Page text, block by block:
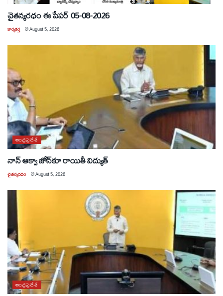
చైతన్యరధం ఈ పేపర్ 05-08-2026
కార్యకర్త @August 5, 2026
ఆంధ్రప్రదేశ్
నాన్ ఆక్వా జోన్‌కూ రాయితీ విద్యుత్
చైతన్యరధం @August 5, 2026
ఆంధ్రప్రదేశ్